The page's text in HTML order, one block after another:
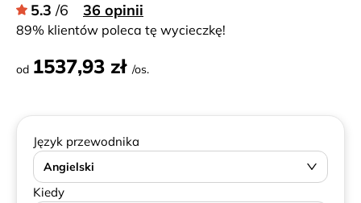
5.3 /6 36 opinii
89% klientów poleca tę wycieczkę!
od 1537,93 zł /os.
Język przewodnika
Angielski
Kiedy